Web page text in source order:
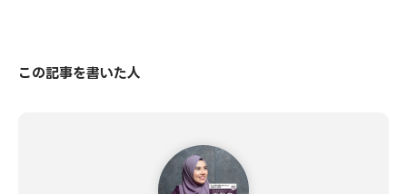
この記事を書いた人